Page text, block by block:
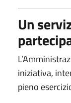
Un
iniziativa,
pieno